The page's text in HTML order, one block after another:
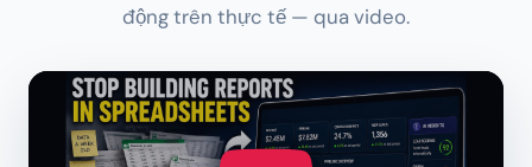
động trên thực tế — qua video.